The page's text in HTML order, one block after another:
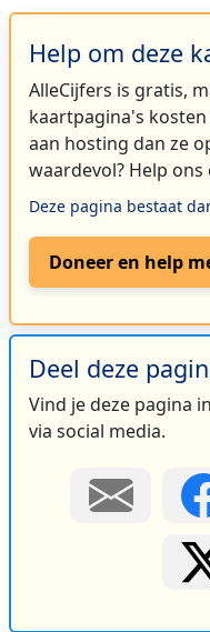
Help om deze
AlleCijfers is gratis,
kaartpagina's
aan hosting dan ze
waardevol? Help ons
Deze pagina bestaat
Doneer en help
Deel deze
Vind je deze pagina
via social media.